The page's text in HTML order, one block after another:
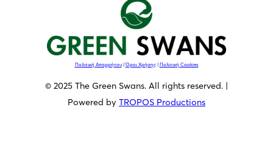
Πολιτική Απορρήτου|Όροι Χρήσης| Πολιτική Cookies
© 2025 The Green Swans. All rights reserved. |
Powered by TROPOS Productions